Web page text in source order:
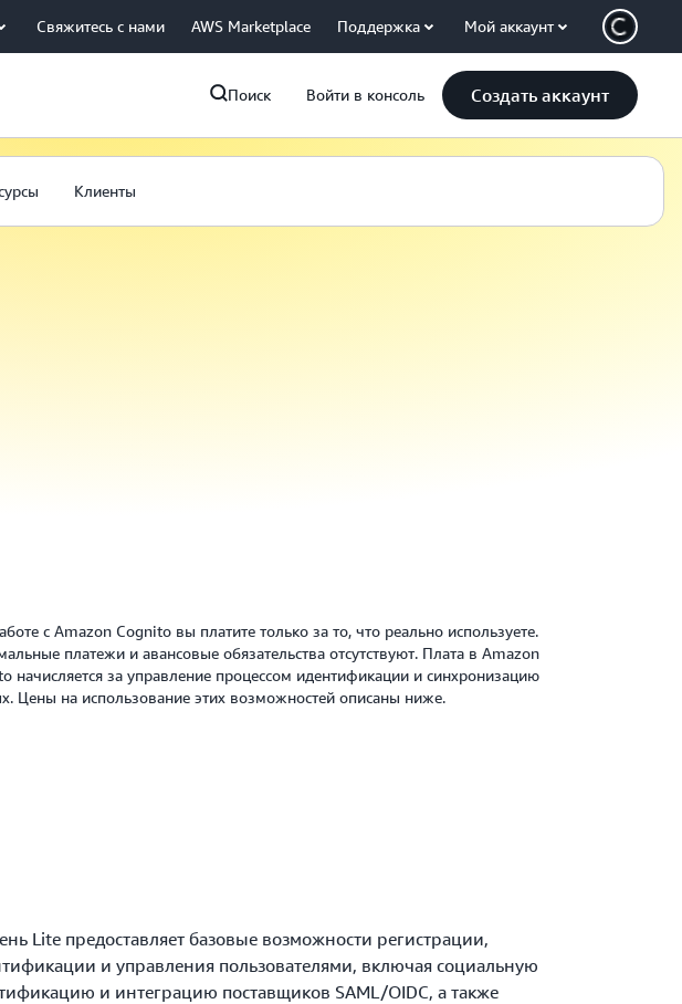
Свяжитесь с нами AWS Marketplace Поддержка Мой аккаунт
Поиск Войти в консоль Создать аккаунт
Клиенты
с Amazon Cognito вы платите только за то, что реально используете.
платежи и авансовые обязательства отсутствуют. Плата в Amazon
начисляется за управление процессом идентификации и синхронизацию
Цены на использование этих возможностей описаны ниже.
Lite предоставляет базовые возможности регистрации,
и управления пользователями, включая социальную
и интеграцию поставщиков SAML/OIDC, а также